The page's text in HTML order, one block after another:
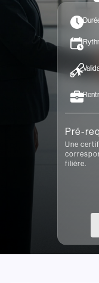
Pré-
Une
filière.